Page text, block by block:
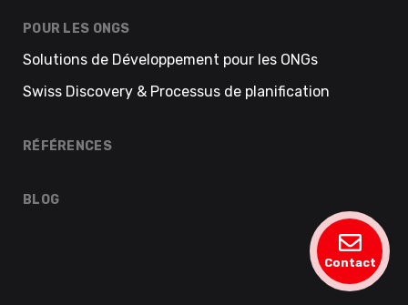
Contact
POUR LES ONGS
Solutions de Développement pour les ONGs
Swiss Discovery & Processus de planification
RÉFÉRENCES
BLOG